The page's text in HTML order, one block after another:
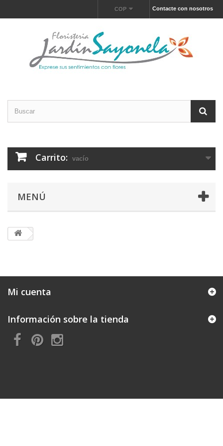
Contacte con nosotros
COP
Carrito: vacío
MENÚ
Mi cuenta
Información sobre la tienda